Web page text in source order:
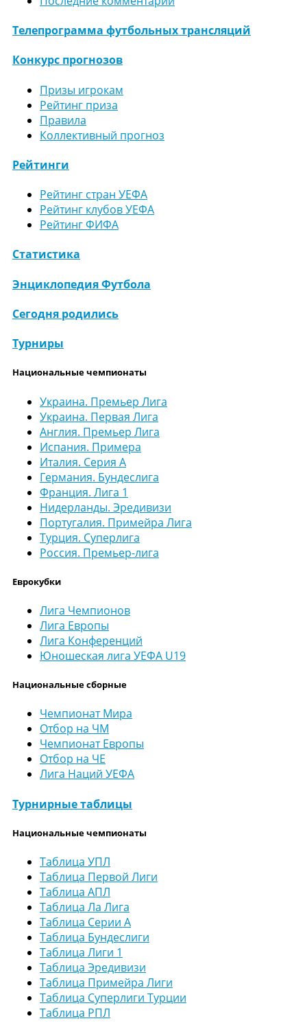
Телепрограмма футбольных трансляций
Конкурс прогнозов
Призы игрокам
Рейтинг приза
Правила
Коллективный прогноз
Рейтинги
Рейтинг стран УЕФА
Рейтинг клубов УЕФА
Рейтинг ФИФА
Статистика
Энциклопедия Футбола
Сегодня родились
Турниры
Национальные чемпионаты
Украина. Премьер Лига
Украина. Первая Лига
Англия. Премьер Лига
Испания. Примера
Италия. Серия А
Германия. Бундеслига
Франция. Лига 1
Нидерланды. Эредивизи
Португалия. Примейра Лига
Турция. Суперлига
Россия. Премьер-лига
Еврокубки
Лига Чемпионов
Лига Европы
Лига Конференций
Юношеская лига УЕФА U19
Национальные сборные
Чемпионат Мира
Отбор на ЧМ
Чемпионат Европы
Отбор на ЧЕ
Лига Наций УЕФА
Турнирные таблицы
Национальные чемпионаты
Таблица УПЛ
Таблица Первой Лиги
Таблица АПЛ
Таблица Ла Лига
Таблица Серии А
Таблица Бундеслиги
Таблица Лиги 1
Таблица Эредивизи
Таблица Примейра Лиги
Таблица Суперлиги Турции
Таблица РПЛ